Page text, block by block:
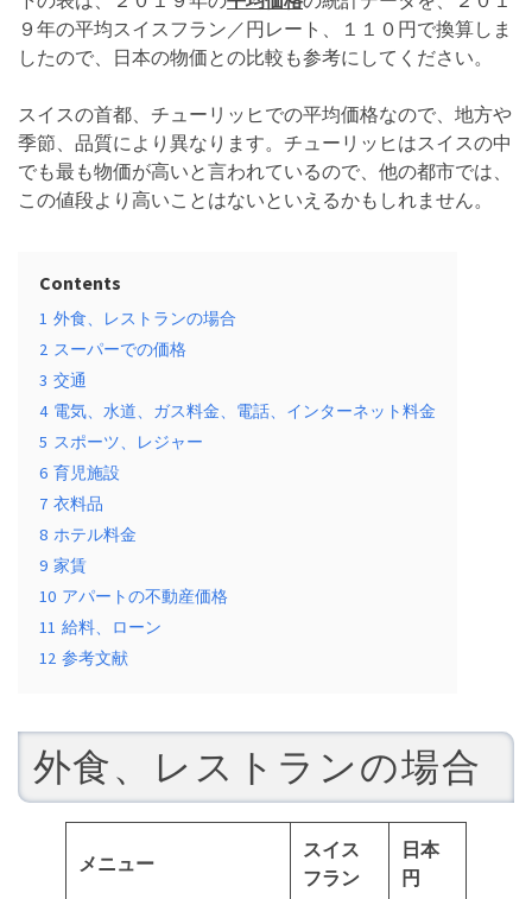
９年の平均スイスフラン／円レート、１１０円で換算しま
したので、日本の物価との比較も参考にしてください。
スイスの首都、チューリッヒでの平均価格なので、地方や
季節、品質により異なります。チューリッヒはスイスの中
でも最も物価が高いと言われているので、他の都市では、
この値段より高いことはないといえるかもしれません。
Contents
1 外食、レストランの場合
2 スーパーでの価格
3 交通
4 電気、水道、ガス料金、電話、インターネット料金
5 スポーツ、レジャー
6 育児施設
7 衣料品
8 ホテル料金
9 家賃
10 アパートの不動産価格
11 給料、ローン
12 参考文献
外食、レストランの場合
メニュー
スイス
フラン
日本
円